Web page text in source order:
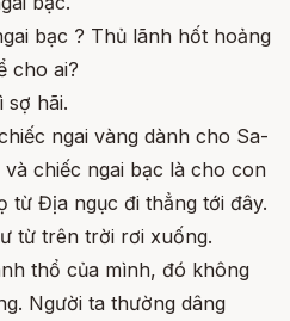
bạc ? Thủ lãnh hốt hoảng
cho ai?
sợ hãi.
ngai vàng dành cho Sa-
chiếc ngai bạc là cho con
từ Địa ngục đi thẳng tới đây.
từ trên trời rơi xuống.
thổ của mình, đó không
Người ta thường dâng